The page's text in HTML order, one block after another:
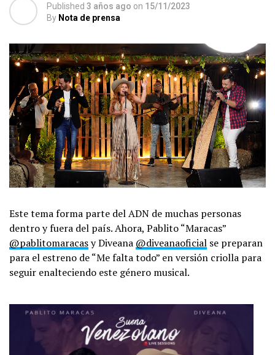
Published 3 años ago on 15/11/2023
By Nota de prensa
Este tema forma parte del ADN de muchas personas
dentro y fuera del país. Ahora, Pablito “Maracas”
@pablitomaracasy Diveana @diveanaoficial se preparan
para el estreno de “Me falta todo” en versión criolla para
seguir enalteciendo este género musical.